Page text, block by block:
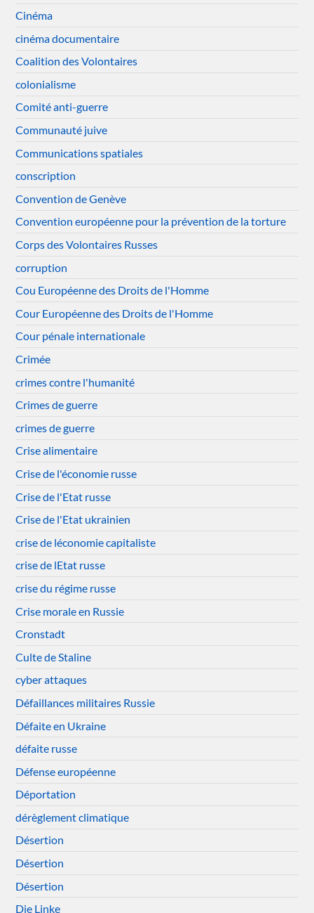
Cinéma
cinéma documentaire
Coalition des Volontaires
colonialisme
Comité anti-guerre
Communauté juive
Communications spatiales
conscription
Convention de Genève
Convention européenne pour la prévention de la torture
Corps des Volontaires Russes
corruption
Cou Européenne des Droits de l'Homme
Cour Européenne des Droits de l'Homme
Cour pénale internationale
Crimée
crimes contre l'humanité
Crimes de guerre
crimes de guerre
Crise alimentaire
Crise de l'économie russe
Crise de l'Etat russe
Crise de l'Etat ukrainien
crise de léconomie capitaliste
crise de lEtat russe
crise du régime russe
Crise morale en Russie
Cronstadt
Culte de Staline
cyber attaques
Défaillances militaires Russie
Défaite en Ukraine
défaite russe
Défense européenne
Déportation
dérèglement climatique
Désertion
Désertion
Désertion
Die Linke